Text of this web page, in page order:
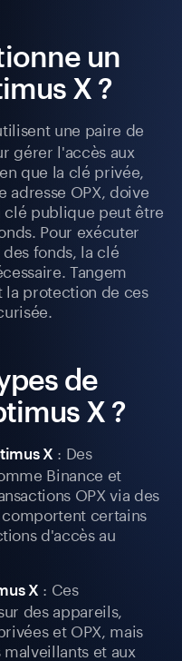
un
X ?
une paire de
gérer l'accès aux
que la clé privée,
adresse OPX, doive
publique peut être
Pour exécuter
fonds, la clé
Tangem
la protection de ces
de
X ?
X : Des
Binance et
OPX via des
certains
d'accès au
X : Ces
des appareils,
et OPX, mais
et aux